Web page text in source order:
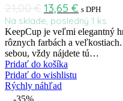
13,65 € s DPH
Na sklade, posledný 1 ks
KeepCup je veľmi elegantný
rôznych farbách a
sebou, vždy nájdete tú…
Pridať do košíka
Pridať do wishlistu
Rýchly náhľad
-35%